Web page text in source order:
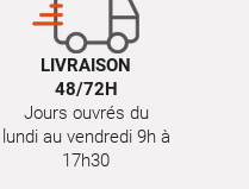
LIVRAISON
48/72H
Jours ouvrés du
lundi au vendredi 9h à
17h30